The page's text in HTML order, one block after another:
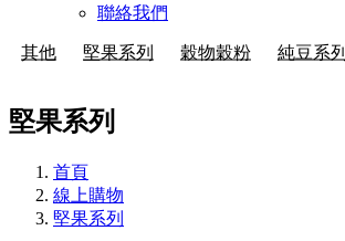
聯絡我們
其他 堅果系列 穀物穀粉 純豆系列
堅果系列
首頁
線上購物
堅果系列